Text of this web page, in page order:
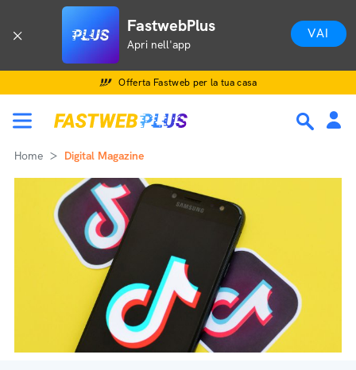
FastwebPlus
Apri nell'app
VAI
Offerta Fastweb per la tua casa
Home Digital Magazine